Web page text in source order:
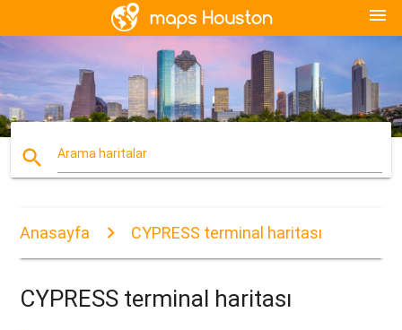
menu
search Arama haritalar
Anasayfa CYPRESS terminal haritası
CYPRESS terminal haritası